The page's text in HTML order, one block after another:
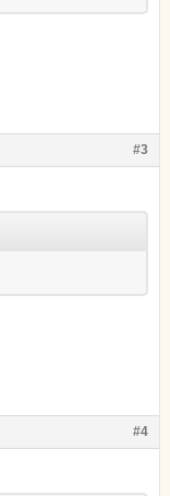
#3
#4